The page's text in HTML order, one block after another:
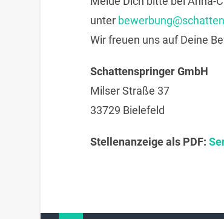
unter
Wir freuen uns auf Deine
Schattenspringer GmbH
Milser Straße 37
33729 Bielefeld
Stellenanzeige als PDF: